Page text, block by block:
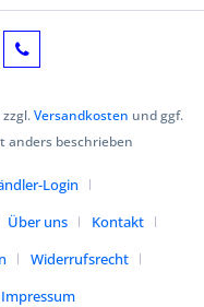
Versandkosten und ggf.
anders beschrieben
Login
Über uns
Kontakt
Widerrufsrecht
Impressum